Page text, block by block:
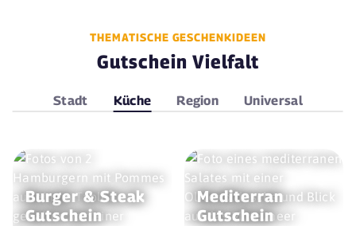
THEMATISCHE GESCHENKIDEEN
Gutschein Vielfalt
Stadt Küche Region Universal
Burger & Steak
Gutschein
Mediterran
Gutschein